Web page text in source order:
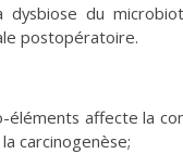
du
postopératoire.
affecte la
carcinogenèse;